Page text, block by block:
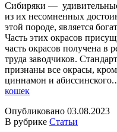
Сибиряки —
из их несомненных
этой породе, является
Часть этих окрасов
часть окрасов получена в
труда заводчиков.
признаны все окрасы,
циннамон и
кошек
Опубликовано 03.08.2023
В рубрике Статьи